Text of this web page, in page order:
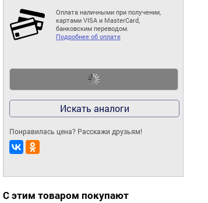
Оплата наличными при получении,
картами VISA и MasterCard,
банковским переводом.
Подробнее об оплате
Искать аналоги
Понравилась цена? Расскажи друзьям!
С этим товаром покупают